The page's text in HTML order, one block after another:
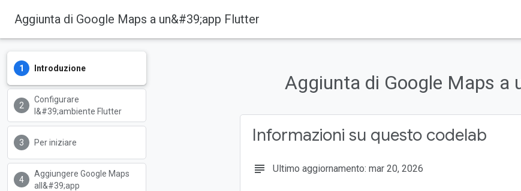
Aggiunta di Google Maps a un&#39;app Flutter
Introduzione
Configurare
l&#39;ambiente Flutter
Per iniziare
Aggiungere Google Maps
all&#39;app
Aggiunta di Google Maps a
Informazioni su questo codelab
subject Ultimo aggiornamento: mar 20, 2026